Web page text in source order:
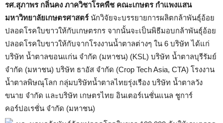
รศ.สุภาพร กลิ่นคง ภาควิชาโรคพืช คณะเกษตร กำแพงแสน
มหาวิทยาลัยเกษตรศาสตร์นักวิจัยจะบรรยายการผลิตกล้าพันธุ์อ้อย
ปลอดโรคใบขาวให้กับเกษตรกร จากนั้นจะเป็นพิธีมอบกล้าพันธุ์อ้อย
ปลอดโรคใบขาวให้กับจากโรงงานน้ำตาลต่างๆ ใน 6 บริษัท ได้แก่
บริษัท น้ำตาลขอนแก่น จำกัด (มหาชน) (KSL) บริษัท น้ำตาลบุรีรัมย์
จำกัด (มหาชน) บริษัท ธาอัส จำกัด (Crop Tech Asia, CTA) โรงงาน
น้ำตาลพิษณุโลก กลุ่มบริษัทน้ำตาลไทยรุ่งเรือง บริษัท น้ำตาลวัง
ขนาย จำกัด และบริษัท เกษตรไทย อินเตอร์เนชั่นแนล ชูการ์
คอร์ปอเรชั่น จำกัด (มหาชน)